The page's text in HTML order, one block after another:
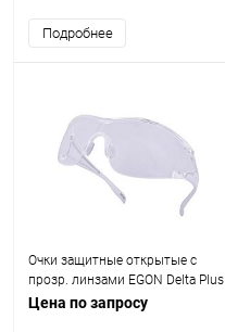
Подробнее
Очки защитные открытые с
прозр. линзами EGON Delta Plus
EGONGRIN
Цена по запросу